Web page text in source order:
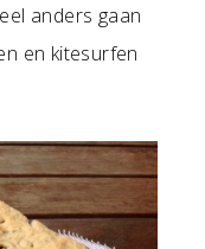
anders gaan
en kitesurfen